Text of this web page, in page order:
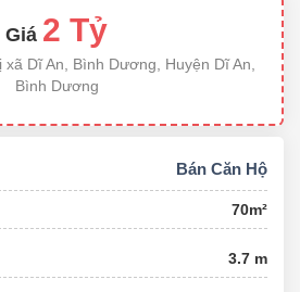
Giá 2 Tỷ
Dĩ An, Bình Dương, Huyện Dĩ An,
Bình Dương
Bán Căn Hộ
70m²
3.7 m